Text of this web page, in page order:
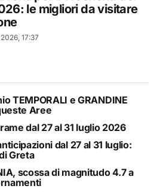
le migliori da visitare
17:37
TEMPORALI e GRANDINE
Aree
dal 27 al 31 luglio 2026
dal 27 al 31 luglio:
Greta
scossa di magnitudo 4.7 a